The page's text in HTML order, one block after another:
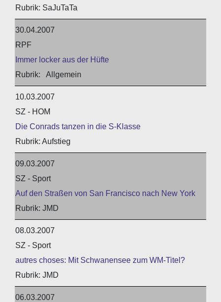
SaJuTaTa
30.04.2007
RPF
Immer locker aus der Hüfte
Allgemein
10.03.2007
SZ - HOM
Die Conrads tanzen in die S-Klasse
Aufstieg
09.03.2007
SZ - Sport
Auf den Straßen von San Francisco nach New York
JMD
08.03.2007
SZ - Sport
autres choses: Mit Schwanensee zum WM-Titel?
JMD
06.03.2007